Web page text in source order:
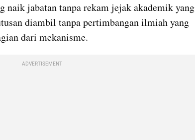
naik jabatan tanpa rekam jejak akademik yang
diambil tanpa pertimbangan ilmiah yang
ADVERTISEMENT